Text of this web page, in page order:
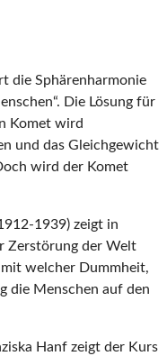
die Sphärenharmonie
Die Lösung für
Komet wird
und das Gleichgewicht
wird der Komet
1939) zeigt in
Zerstörung der Welt
welcher Dummheit,
die Menschen auf den
Hanf zeigt der Kurs